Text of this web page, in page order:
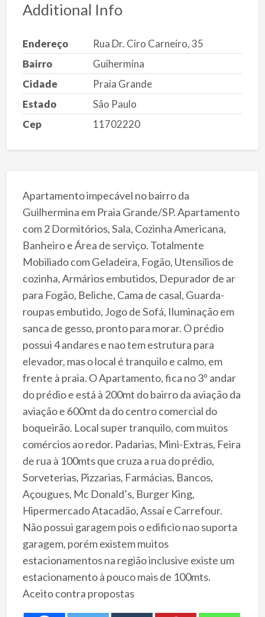
Additional Info
Endereço
Rua Dr. Ciro Carneiro, 35
Bairro
Guihermina
Cidade
Praia Grande
Estado
São Paulo
Cep
11702220
Apartamento impecável no bairro da
Guilhermina em Praia Grande/SP. Apartamento
com 2 Dormitórios, Sala, Cozinha Americana,
Banheiro e Área de serviço. Totalmente
Mobiliado com Geladeira, Fogão, Utensílios de
cozinha, Armários embutidos, Depurador de ar
para Fogão, Beliche, Cama de casal, Guarda-
roupas embutido, Jogo de Sofá, Iluminação em
sanca de gesso, pronto para morar. O prédio
possui 4 andares e nao tem estrutura para
elevador, mas o local é tranquilo e calmo, em
frente à praia. O Apartamento, fica no 3º andar
do prédio e está à 200mt do bairro da aviação da
aviação e 600mt da do centro comercial do
boqueirão. Local super tranquilo, com muitos
comércios ao redor. Padarias, Mini-Extras, Feira
de rua à 100mts que cruza a rua do prédio,
Sorveterias, Pizzarias, Farmácias, Bancos,
Açougues, Mc Donald’s, Burger King,
Hipermercado Atacadão, Assaí e Carrefour.
Não possui garagem pois o edificio nao suporta
garagem, porém existem muitos
estacionamentos na região inclusive existe um
estacionamento à pouco mais de 100mts.
Aceito contra propostas